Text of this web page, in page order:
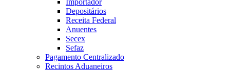
Importador
Depositários
Receita Federal
Anuentes
Secex
Sefaz
Pagamento Centralizado
Recintos Aduaneiros